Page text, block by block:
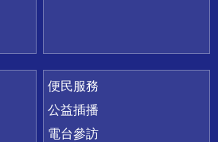
便民服務
公益插播
電台參訪